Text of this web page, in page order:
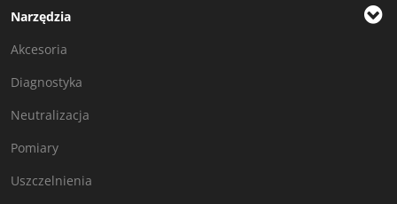
Narzędzia
Akcesoria
Diagnostyka
Neutralizacja
Pomiary
Uszczelnienia